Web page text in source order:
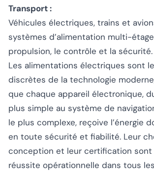
Transport :
Véhicules électriques, trains et
systèmes d’alimentation multi-
propulsion, le contrôle et la sécurité.
Les alimentations électriques sont
discrètes de la technologie
que chaque appareil électronique,
plus simple au système de
le plus complexe, reçoive l’énergie
en toute sécurité et fiabilité. Leur
conception et leur certification sont
réussite opérationnelle dans tous